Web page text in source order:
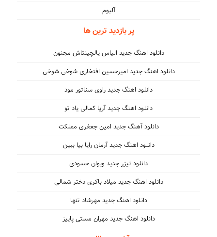
آلبوم
پر بازدید ترین ها
دانلود اهنگ جدید الیاس یالچینتاش مجنون
دانلود اهنگ جدید امیرحسین افتخاری شوخی شوخی
دانلود اهنگ جدید راوی سناتور مود
دانلود اهنگ جدید آریا کمالی یاد تو
دانلود آهنگ جدید امین جعفری مملکت
دانلود اهنگ جدید آرمان رایا بیا ببین
دانلود تیزر جدید ویوان حسودی
دانلود اهنگ جدید میلاد باکری دختر شمالی
دانلود اهنگ جدید مهرشاد تنها
دانلود اهنگ جدید مهران مستی پاییز